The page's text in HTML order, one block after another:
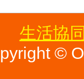
生活協
©